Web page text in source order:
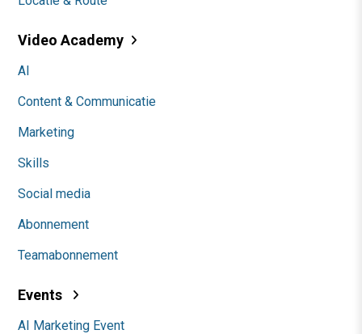
Video Academy
AI
Content & Communicatie
Marketing
Skills
Social media
Abonnement
Teamabonnement
Events
AI Marketing Event